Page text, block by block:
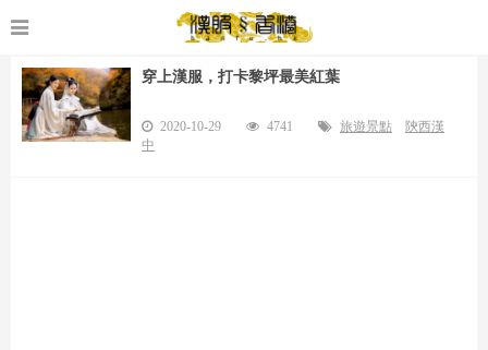
穿上漢服，打卡黎坪最美紅葉
2020-10-29 4741 旅遊景點
陝西漢
中